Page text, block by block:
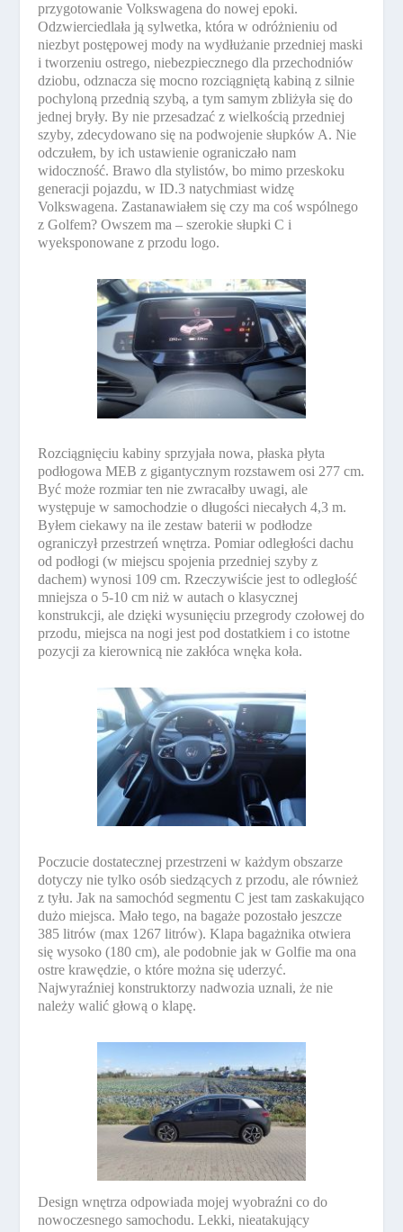
przygotowanie Volkswagena do nowej epoki.
Odzwierciedlała ją sylwetka, która w odróżnieniu od
niezbyt postępowej mody na wydłużanie przedniej maski
i tworzeniu ostrego, niebezpiecznego dla przechodniów
dziobu, odznacza się mocno rozciągniętą kabiną z silnie
pochyloną przednią szybą, a tym samym zbliżyła się do
jednej bryły. By nie przesadzać z wielkością przedniej
szyby, zdecydowano się na podwojenie słupków A. Nie
odczułem, by ich ustawienie ograniczało nam
widoczność. Brawo dla stylistów, bo mimo przeskoku
generacji pojazdu, w ID.3 natychmiast widzę
Volkswagena. Zastanawiałem się czy ma coś wspólnego
z Golfem? Owszem ma – szerokie słupki C i
wyeksponowane z przodu logo.
Rozciągnięciu kabiny sprzyjała nowa, płaska płyta
podłogowa MEB z gigantycznym rozstawem osi 277 cm.
Być może rozmiar ten nie zwracałby uwagi, ale
występuje w samochodzie o długości niecałych 4,3 m.
Byłem ciekawy na ile zestaw baterii w podłodze
ograniczył przestrzeń wnętrza. Pomiar odległości dachu
od podłogi (w miejscu spojenia przedniej szyby z
dachem) wynosi 109 cm. Rzeczywiście jest to odległość
mniejsza o 5-10 cm niż w autach o klasycznej
konstrukcji, ale dzięki wysunięciu przegrody czołowej do
przodu, miejsca na nogi jest pod dostatkiem i co istotne
pozycji za kierownicą nie zakłóca wnęka koła.
Poczucie dostatecznej przestrzeni w każdym obszarze
dotyczy nie tylko osób siedzących z przodu, ale również
z tyłu. Jak na samochód segmentu C jest tam zaskakująco
dużo miejsca. Mało tego, na bagaże pozostało jeszcze
385 litrów (max 1267 litrów). Klapa bagażnika otwiera
się wysoko (180 cm), ale podobnie jak w Golfie ma ona
ostre krawędzie, o które można się uderzyć.
Najwyraźniej konstruktorzy nadwozia uznali, że nie
należy walić głową o klapę.
Design wnętrza odpowiada mojej wyobraźni co do
nowoczesnego samochodu. Lekki, nieatakujący